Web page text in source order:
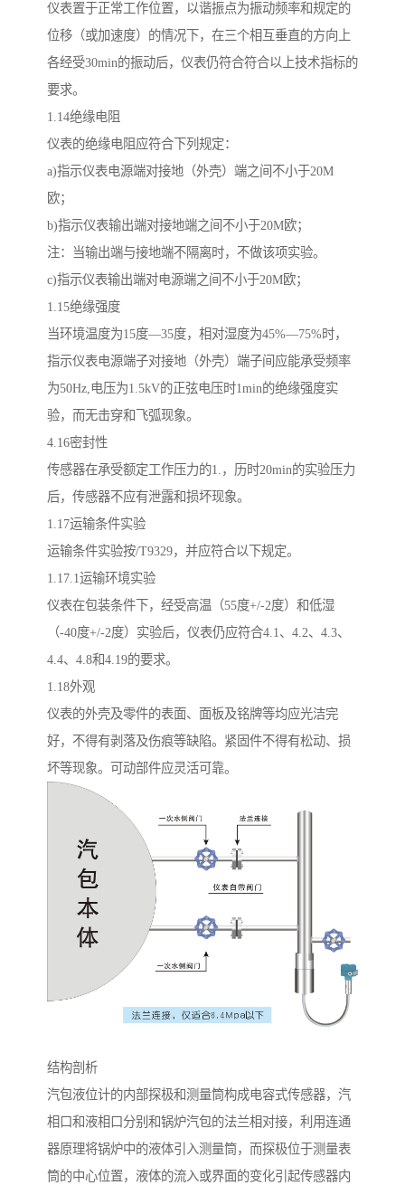
仪表置于正常工作位置，以谐振点为振动频率和规定的
位移（或加速度）的情况下，在三个相互垂直的方向上
各经受30min的振动后，仪表仍符合符合以上技术指标的
要求。
1.14绝缘电阻
仪表的绝缘电阻应符合下列规定：
a)指示仪表电源端对接地（外壳）端之间不小于20M
欧；
b)指示仪表输出端对接地端之间不小于20M欧；
注：当输出端与接地端不隔离时，不做该项实验。
c)指示仪表输出端对电源端之间不小于20M欧；
1.15绝缘强度
当环境温度为15度—35度，相对湿度为45%—75%时，
指示仪表电源端子对接地（外壳）端子间应能承受频率
为50Hz,电压为1.5kV的正弦电压时1min的绝缘强度实
验，而无击穿和飞弧现象。
4.16密封性
传感器在承受额定工作压力的1.，历时20min的实验压力
后，传感器不应有泄露和损坏现象。
1.17运输条件实验
运输条件实验按/T9329，并应符合以下规定。
1.17.1运输环境实验
仪表在包装条件下，经受高温（55度+/-2度）和低湿
（-40度+/-2度）实验后，仪表仍应符合4.1、4.2、4.3、
4.4、4.8和4.19的要求。
1.18外观
仪表的外壳及零件的表面、面板及铭牌等均应光洁完
好，不得有剥落及伤痕等缺陷。紧固件不得有松动、损
坏等现象。可动部件应灵活可靠。
结构剖析
汽包液位计的内部探极和测量筒构成电容式传感器，汽
相口和液相口分别和锅炉汽包的法兰相对接，利用连通
器原理将锅炉中的液体引入测量筒，而探极位于测量表
筒的中心位置，液体的流入或界面的变化引起传感器内